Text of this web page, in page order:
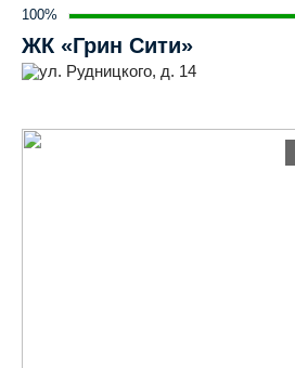
100%
ЖК «Грин Сити»
ул. Рудницкого, д. 14